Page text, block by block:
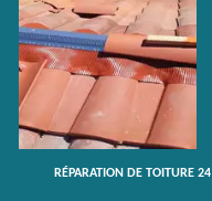
RÉPARATION DE TOITURE 24